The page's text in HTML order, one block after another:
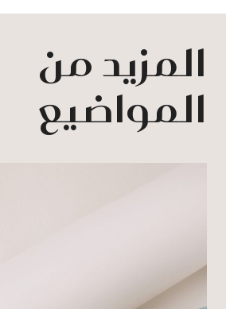
المزيد من
المواضيع